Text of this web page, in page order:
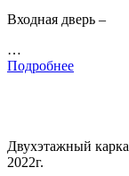
Входная дверь –
…
Подробнее
Двухэтажный
2022г.